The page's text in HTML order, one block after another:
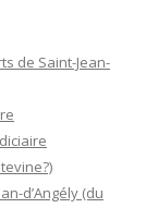
de Saint-Jean-
d’Angély (du